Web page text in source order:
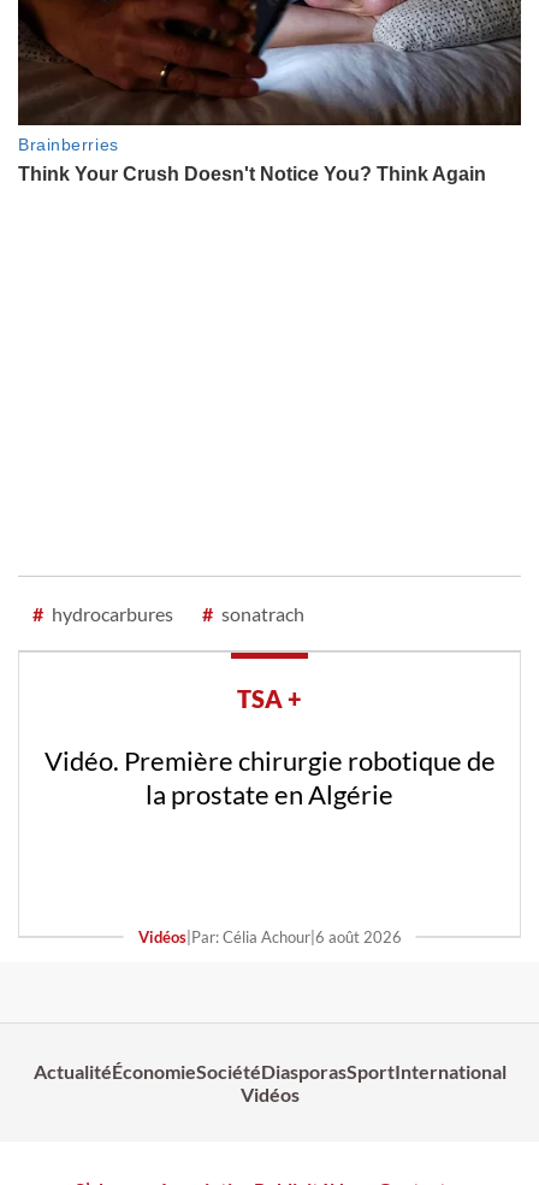
# hydrocarbures # sonatrach
TSA +
Vidéo. Première chirurgie robotique de
la prostate en Algérie
Vidéos| Par: Célia Achour| 6 août 2026
ActualitéÉconomieSociétéDiasporasSportInternational
Vidéos